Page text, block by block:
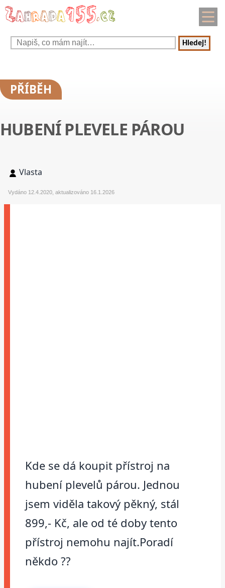
Hledej!
PŘÍBĚH
HUBENÍ PLEVELE PÁROU
Vlasta
Vydáno 12.4.2020, aktualizováno 16.1.2026
Kde se dá koupit přístroj na
hubení plevelů párou. Jednou
jsem viděla takový pěkný, stál
899,- Kč, ale od té doby tento
přístroj nemohu najít.Poradí
někdo ??